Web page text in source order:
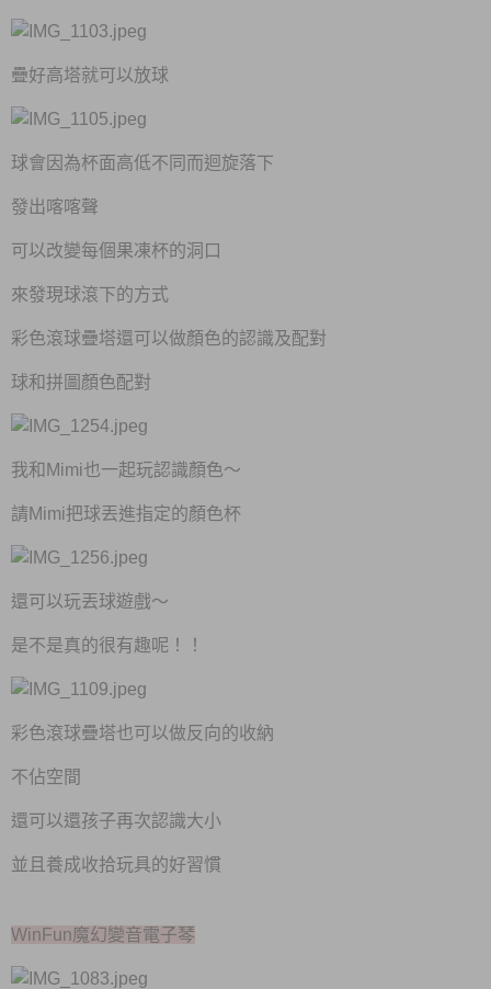
疊好高塔就可以放球
球會因為杯面高低不同而迴旋落下
發出喀喀聲
可以改變每個果凍杯的洞口
來發現球滾下的方式
彩色滾球疊塔還可以做顏色的認識及配對
球和拼圖顏色配對
我和Mimi也一起玩認識顏色～
請Mimi把球丟進指定的顏色杯
還可以玩丟球遊戲～
是不是真的很有趣呢！！
彩色滾球疊塔也可以做反向的收納
不佔空間
還可以還孩子再次認識大小
並且養成收拾玩具的好習慣
WinFun魔幻變音電子琴